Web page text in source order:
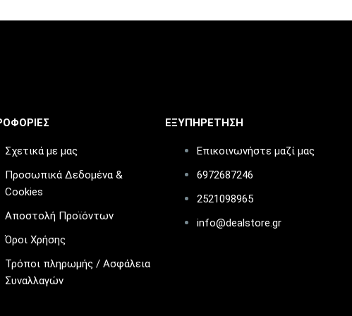
Σχετικά με μας
Προσωπικά Δεδομένα &
Cookies
Αποστολή Προϊόντων
Όροι Χρήσης
Τρόποι πληρωμής / Ασφάλεια
Συναλλαγών
ΕΞΥΠΗΡΕΤΗΣΗ
Επικοινωνήστε μαζί μας
6972687246
2521098965
info@dealstore.gr